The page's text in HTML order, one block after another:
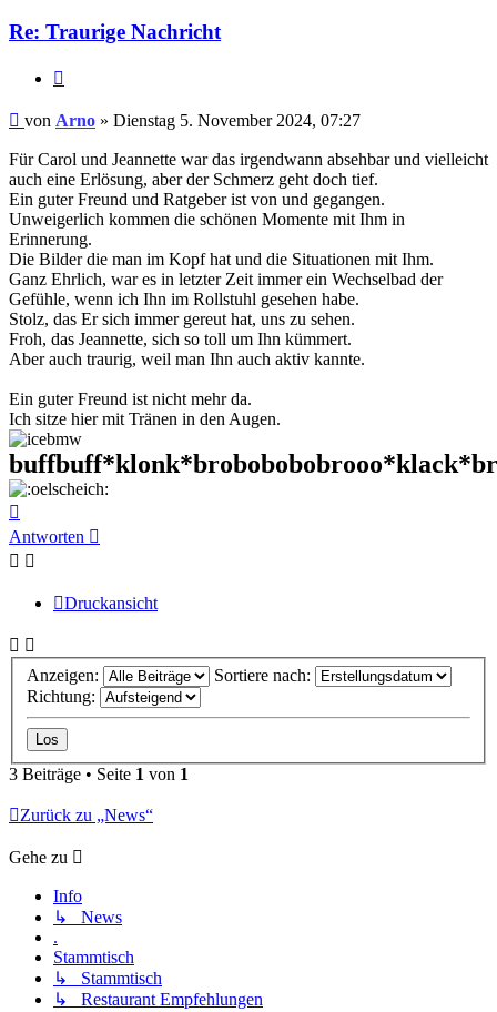
Re: Traurige Nachricht
Beitrag
von Arno » Dienstag 5. November 2024, 07:27
Für Carol und Jeannette war das irgendwann absehbar und vielleicht
auch eine Erlösung, aber der Schmerz geht doch tief.
Ein guter Freund und Ratgeber ist von und gegangen.
Unweigerlich kommen die schönen Momente mit Ihm in
Erinnerung.
Die Bilder die man im Kopf hat und die Situationen mit Ihm.
Ganz Ehrlich, war es in letzter Zeit immer ein Wechselbad der
Gefühle, wenn ich Ihn im Rollstuhl gesehen habe.
Stolz, das Er sich immer gereut hat, uns zu sehen.
Froh, das Jeannette, sich so toll um Ihn kümmert.
Aber auch traurig, weil man Ihn auch aktiv kannte.
Ein guter Freund ist nicht mehr da.
Ich sitze hier mit Tränen in den Augen.
oben
Antworten
Druckansicht
Anzeigen:
Sortiere nach:
Richtung:
3 Beiträge • Seite 1 von 1
Zurück zu „News“
Gehe zu
Info
↳ News
.
Stammtisch
↳ Stammtisch
↳ Restaurant Empfehlungen